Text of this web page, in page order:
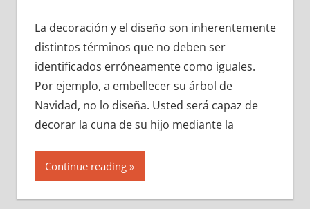
La decoración y el diseño son inherentemente
distintos términos que no deben ser
identificados erróneamente como iguales.
Por ejemplo, a embellecer su árbol de
Navidad, no lo diseña. Usted será capaz de
decorar la cuna de su hijo mediante la
Continue reading